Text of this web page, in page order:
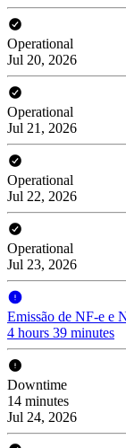
Operational
Jul 20, 2026
Operational
Jul 21, 2026
Operational
Jul 22, 2026
Operational
Jul 23, 2026
Emissão de NF-e e
4 hours 39 minutes
Downtime
14 minutes
Jul 24, 2026